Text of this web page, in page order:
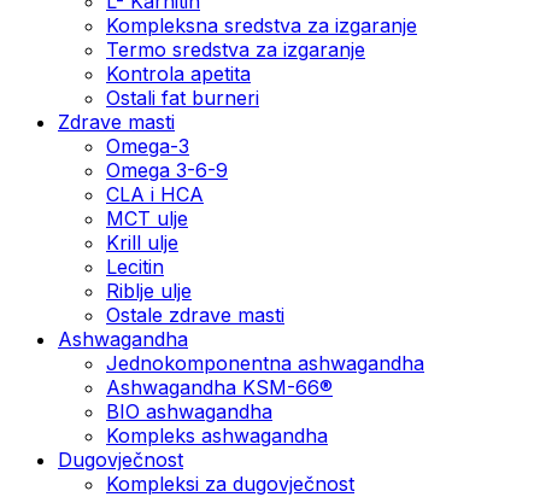
Kompleksna sredstva za izgaranje
Termo sredstva za izgaranje
Kontrola apetita
Ostali fat burneri
Zdrave masti
Omega-3
Omega 3-6-9
CLA i HCA
MCT ulje
Krill ulje
Lecitin
Riblje ulje
Ostale zdrave masti
Ashwagandha
Jednokomponentna ashwagandha
Ashwagandha KSM-66®
BIO ashwagandha
Kompleks ashwagandha
Dugovječnost
Kompleksi za dugovječnost